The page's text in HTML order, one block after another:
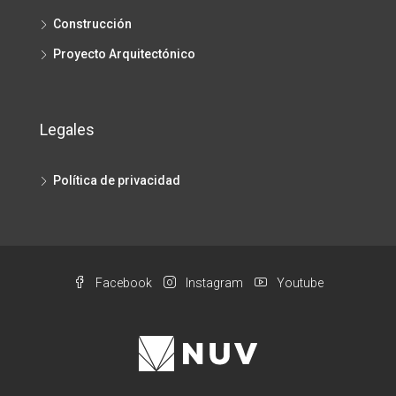
Construcción
Proyecto Arquitectónico
Legales
Política de privacidad
Facebook Instagram Youtube